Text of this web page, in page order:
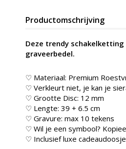
Productomschrijving
Deze trendy
graveerbedel.
♡ Materiaal: Premium
♡ Verkleurt niet, je kan je
♡ Grootte Disc: 12 mm
♡ Lengte: 39 + 6.5 cm
♡ Gravure: max 10 tekens
♡ Wil je een symbool?
♡ Inclusief luxe cadeaudoosje